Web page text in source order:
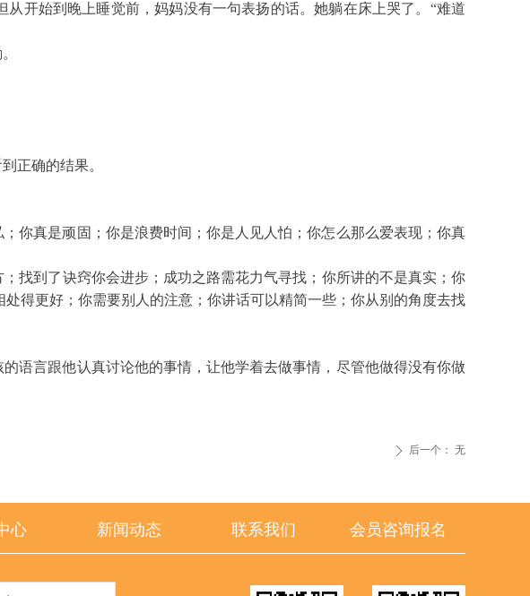
开始到晚上睡觉前，妈妈没有一句表扬的话。她躺在床上哭了。“难道
正确的结果。
你真是顽固；你是浪费时间；你是人见人怕；你怎么那么爱表现；你真
找到了诀窍你会进步；成功之路需花力气寻找；你所讲的不是真实；你
得更好；你需要别人的注意；你讲话可以精简一些；你从别的角度去找
语言跟他认真讨论他的事情，让他学着去做事情，尽管他做得没有你做
ꄲ 后一个： 无
心 新闻动态 联系我们 会员咨询报名